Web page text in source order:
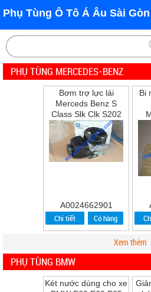
Phụ Tùng Ô Tô Á Âu Sài Gòn
PHỤ TÙNG MERCEDES-BENZ
Bơm trợ lực lái
Merceds Benz S
Class Slk Clk S202
W202 W210 S210
A0024662901
Chi tiết Có hàng
Bi
Xem thêm
PHỤ TÙNG BMW
Két nước dùng cho xe